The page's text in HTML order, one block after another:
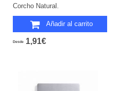
Corcho Natural.
Añadir al carrito
Desde 1,91€